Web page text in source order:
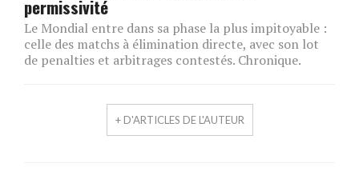
permissivité
Le Mondial entre dans sa phase la plus impitoyable :
celle des matchs à élimination directe, avec son lot
de penalties et arbitrages contestés. Chronique.
+ D'ARTICLES DE L'AUTEUR